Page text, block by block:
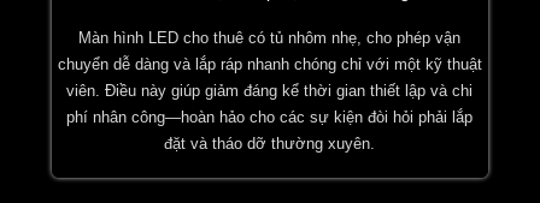
Màn hình LED cho thuê có tủ nhôm nhẹ, cho phép vận
chuyển dễ dàng và lắp ráp nhanh chóng chỉ với một kỹ thuật
viên. Điều này giúp giảm đáng kể thời gian thiết lập và chi
phí nhân công—hoàn hảo cho các sự kiện đòi hỏi phải lắp
đặt và tháo dỡ thường xuyên.